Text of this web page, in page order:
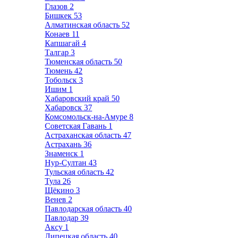
Глазов 2
Бишкек 53
Алматинская область 52
Конаев 11
Капшагай 4
Талгар 3
Тюменская область 50
Тюмень 42
Тобольск 3
Ишим 1
Хабаровский край 50
Хабаровск 37
Комсомольск-на-Амуре 8
Советская Гавань 1
Астраханская область 47
Астрахань 36
Знаменск 1
Нур-Султан 43
Тульская область 42
Тула 26
Щёкино 3
Венев 2
Павлодарская область 40
Павлодар 39
Аксу 1
Липецкая область 40